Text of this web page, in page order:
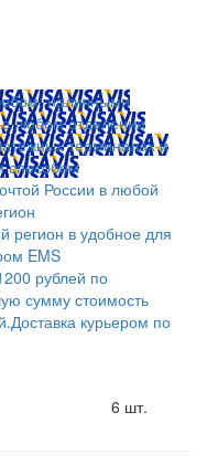
наличными
в любом отделении
терминалах и
способом
России в любой
регион в удобное для
EMS
рублей по
сумму стоимость
Доставка курьером по
6 шт.